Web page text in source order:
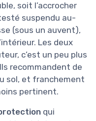
soit l’accrocher
suspendu au-
(sous un auvent),
Les deux
c’est un peu plus
recommandent de
sol, et franchement
pertinent.
qui